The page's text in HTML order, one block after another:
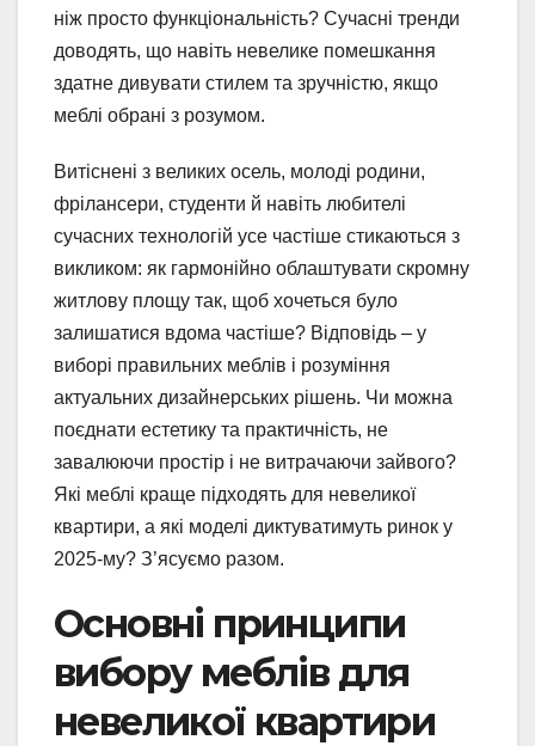
ніж просто функціональність? Сучасні тренди
доводять, що навіть невелике помешкання
здатне дивувати стилем та зручністю, якщо
меблі обрані з розумом.
Витіснені з великих осель, молоді родини,
фрілансери, студенти й навіть любителі
сучасних технологій усе частіше стикаються з
викликом: як гармонійно облаштувати скромну
житлову площу так, щоб хочеться було
залишатися вдома частіше? Відповідь – у
виборі правильних меблів і розуміння
актуальних дизайнерських рішень. Чи можна
поєднати естетику та практичність, не
завалюючи простір і не витрачаючи зайвого?
Які меблі краще підходять для невеликої
квартири, а які моделі диктуватимуть ринок у
2025-му? З’ясуємо разом.
Основні принципи
вибору меблів для
невеликої квартири